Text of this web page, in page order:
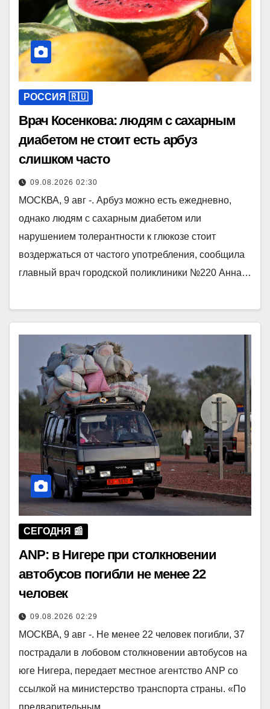
РОССИЯ 🇷🇺
Врач Косенкова: людям с сахарным
диабетом не стоит есть арбуз
слишком часто
09.08.2026 02:30
МОСКВА, 9 авг -. Арбуз можно есть ежедневно,
однако людям с сахарным диабетом или
нарушением толерантности к глюкозе стоит
воздержаться от частого употребления, сообщила
главный врач городской поликлиники №220 Анна…
СЕГОДНЯ 📰
ANP: в Нигере при столкновении
автобусов погибли не менее 22
человек
09.08.2026 02:29
МОСКВА, 9 авг -. Не менее 22 человек погибли, 37
пострадали в лобовом столкновении автобусов на
юге Нигера, передает местное агентство ANP со
ссылкой на министерство транспорта страны. «По
предварительным…